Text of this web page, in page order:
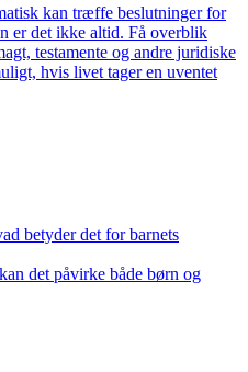
kan træffe beslutninger for
er det ikke altid. Få overblik
testamente og andre juridiske
hvis livet tager en uventet
betyder det for barnets
det påvirke både børn og